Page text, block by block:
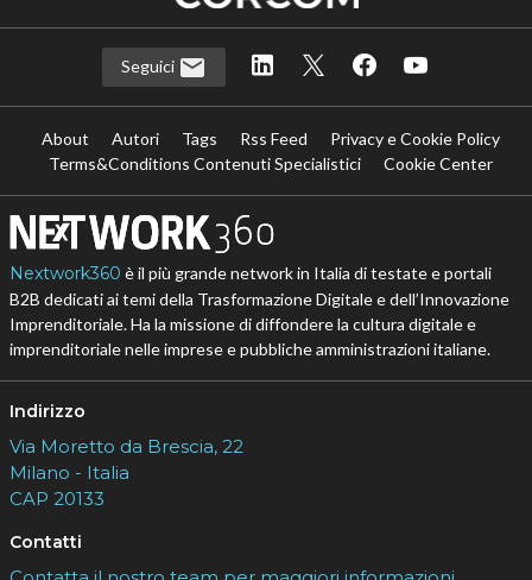
Seguici
About Autori Tags Rss Feed
Privacy e Cookie Policy
Terms&Conditions Contenuti Specialistici
Cookie Center
Nextwork360 è il più grande network in Italia di testate e portali
B2B dedicati ai temi della Trasformazione Digitale e dell’Innovazione
Imprenditoriale. Ha la missione di diffondere la cultura digitale e
imprenditoriale nelle imprese e pubbliche amministrazioni italiane.
Indirizzo
Via Moretto da Brescia, 22
Milano - Italia
CAP 20133
Contatti